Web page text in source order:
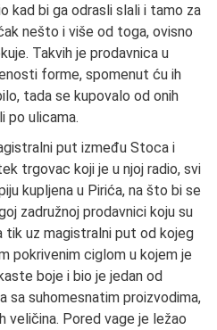
kad bi ga odrasli slali i tamo za
nešto i više od toga, ovisno
Takvih je prodavnica u
forme, spomenut ću ih
tada se kupovalo od onih
po ulicama.
put između Stoca i
trgovac koji je u njoj radio, svi
kupljena u Pirića, na što bi se
zadružnoj prodavnici koju su
tik uz magistralni put od kojeg
pokrivenim ciglom u kojem je
boje i bio je jedan od
sa suhomesnatim proizvodima,
veličina. Pored vage je ležao